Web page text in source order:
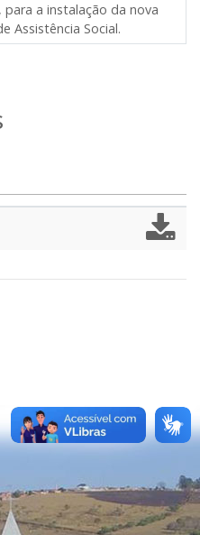
a instalação da nova
Assistência Social.